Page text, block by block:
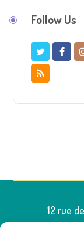
Follow Us
12 rue